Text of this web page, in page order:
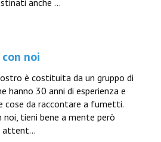
anche ...
noi
è costituita da un gruppo di
hanno 30 anni di esperienza e
cose da raccontare a fumetti.
tieni bene a mente però
attent...